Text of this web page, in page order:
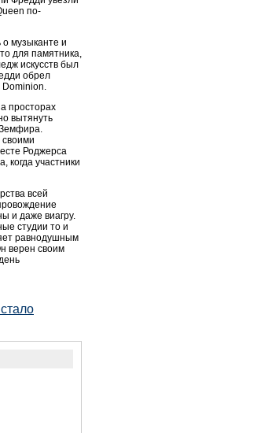
по-
музыканте и
для памятника,
искусств был
обрел
просторах
вытянуть
Роджерса
когда участники
всей
и даже виагру.
студии то и
равнодушным
верен своим